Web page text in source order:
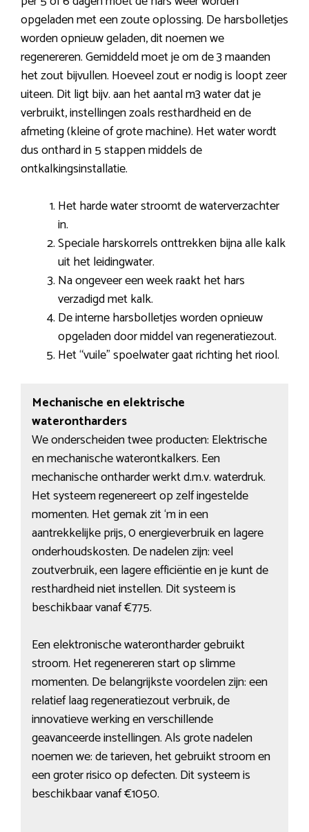
opgeladen met een zoute oplossing. De harsbolletjes
worden opnieuw geladen, dit noemen we
regenereren. Gemiddeld moet je om de 3 maanden
het zout bijvullen. Hoeveel zout er nodig is loopt zeer
uiteen. Dit ligt bijv. aan het aantal m3 water dat je
verbruikt, instellingen zoals resthardheid en de
afmeting (kleine of grote machine). Het water wordt
dus onthard in 5 stappen middels de
ontkalkingsinstallatie.
Het harde water stroomt de waterverzachter
in.
Speciale harskorrels onttrekken bijna alle kalk
uit het leidingwater.
Na ongeveer een week raakt het hars
verzadigd met kalk.
De interne harsbolletjes worden opnieuw
opgeladen door middel van regeneratiezout.
Het “vuile” spoelwater gaat richting het riool.
Mechanische en elektrische
waterontharders
We onderscheiden twee producten: Elektrische
en mechanische waterontkalkers. Een
mechanische ontharder werkt d.m.v. waterdruk.
Het systeem regenereert op zelf ingestelde
momenten. Het gemak zit ‘m in een
aantrekkelijke prijs, 0 energieverbruik en lagere
onderhoudskosten. De nadelen zijn: veel
zoutverbruik, een lagere efficiëntie en je kunt de
resthardheid niet instellen. Dit systeem is
beschikbaar vanaf €775.
Een elektronische waterontharder gebruikt
stroom. Het regenereren start op slimme
momenten. De belangrijkste voordelen zijn: een
relatief laag regeneratiezout verbruik, de
innovatieve werking en verschillende
geavanceerde instellingen. Als grote nadelen
noemen we: de tarieven, het gebruikt stroom en
een groter risico op defecten. Dit systeem is
beschikbaar vanaf €1050.